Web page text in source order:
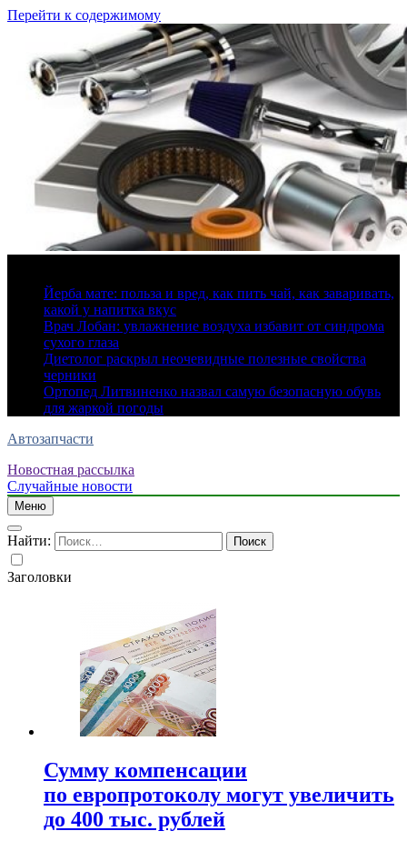
Перейти к содержимому
Йерба мате: польза и вред, как пить чай, как заваривать,
какой у напитка вкус
Врач Лобан: увлажнение воздуха избавит от синдрома
сухого глаза
Диетолог раскрыл неочевидные полезные свойства
черники
Ортопед Литвиненко назвал самую безопасную обувь
для жаркой погоды
Автозапчасти
Новостная рассылка
Случайные новости
Меню
Найти:
Заголовки
Сумму компенсации
по европротоколу могут увеличить
до 400 тыс. рублей